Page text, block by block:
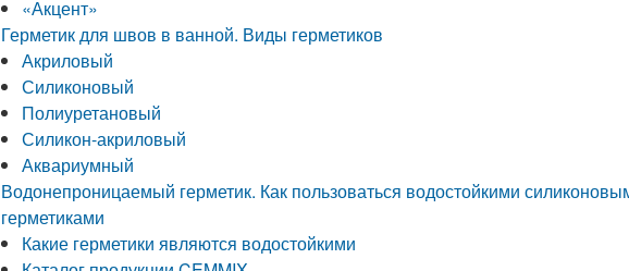
«Акцент»
Герметик для швов в ванной. Виды герметиков
Акриловый
Силиконовый
Полиуретановый
Силикон-акриловый
Аквариумный
Водонепроницаемый герметик. Как пользоваться водостойкими
герметиками
Какие герметики являются водостойкими